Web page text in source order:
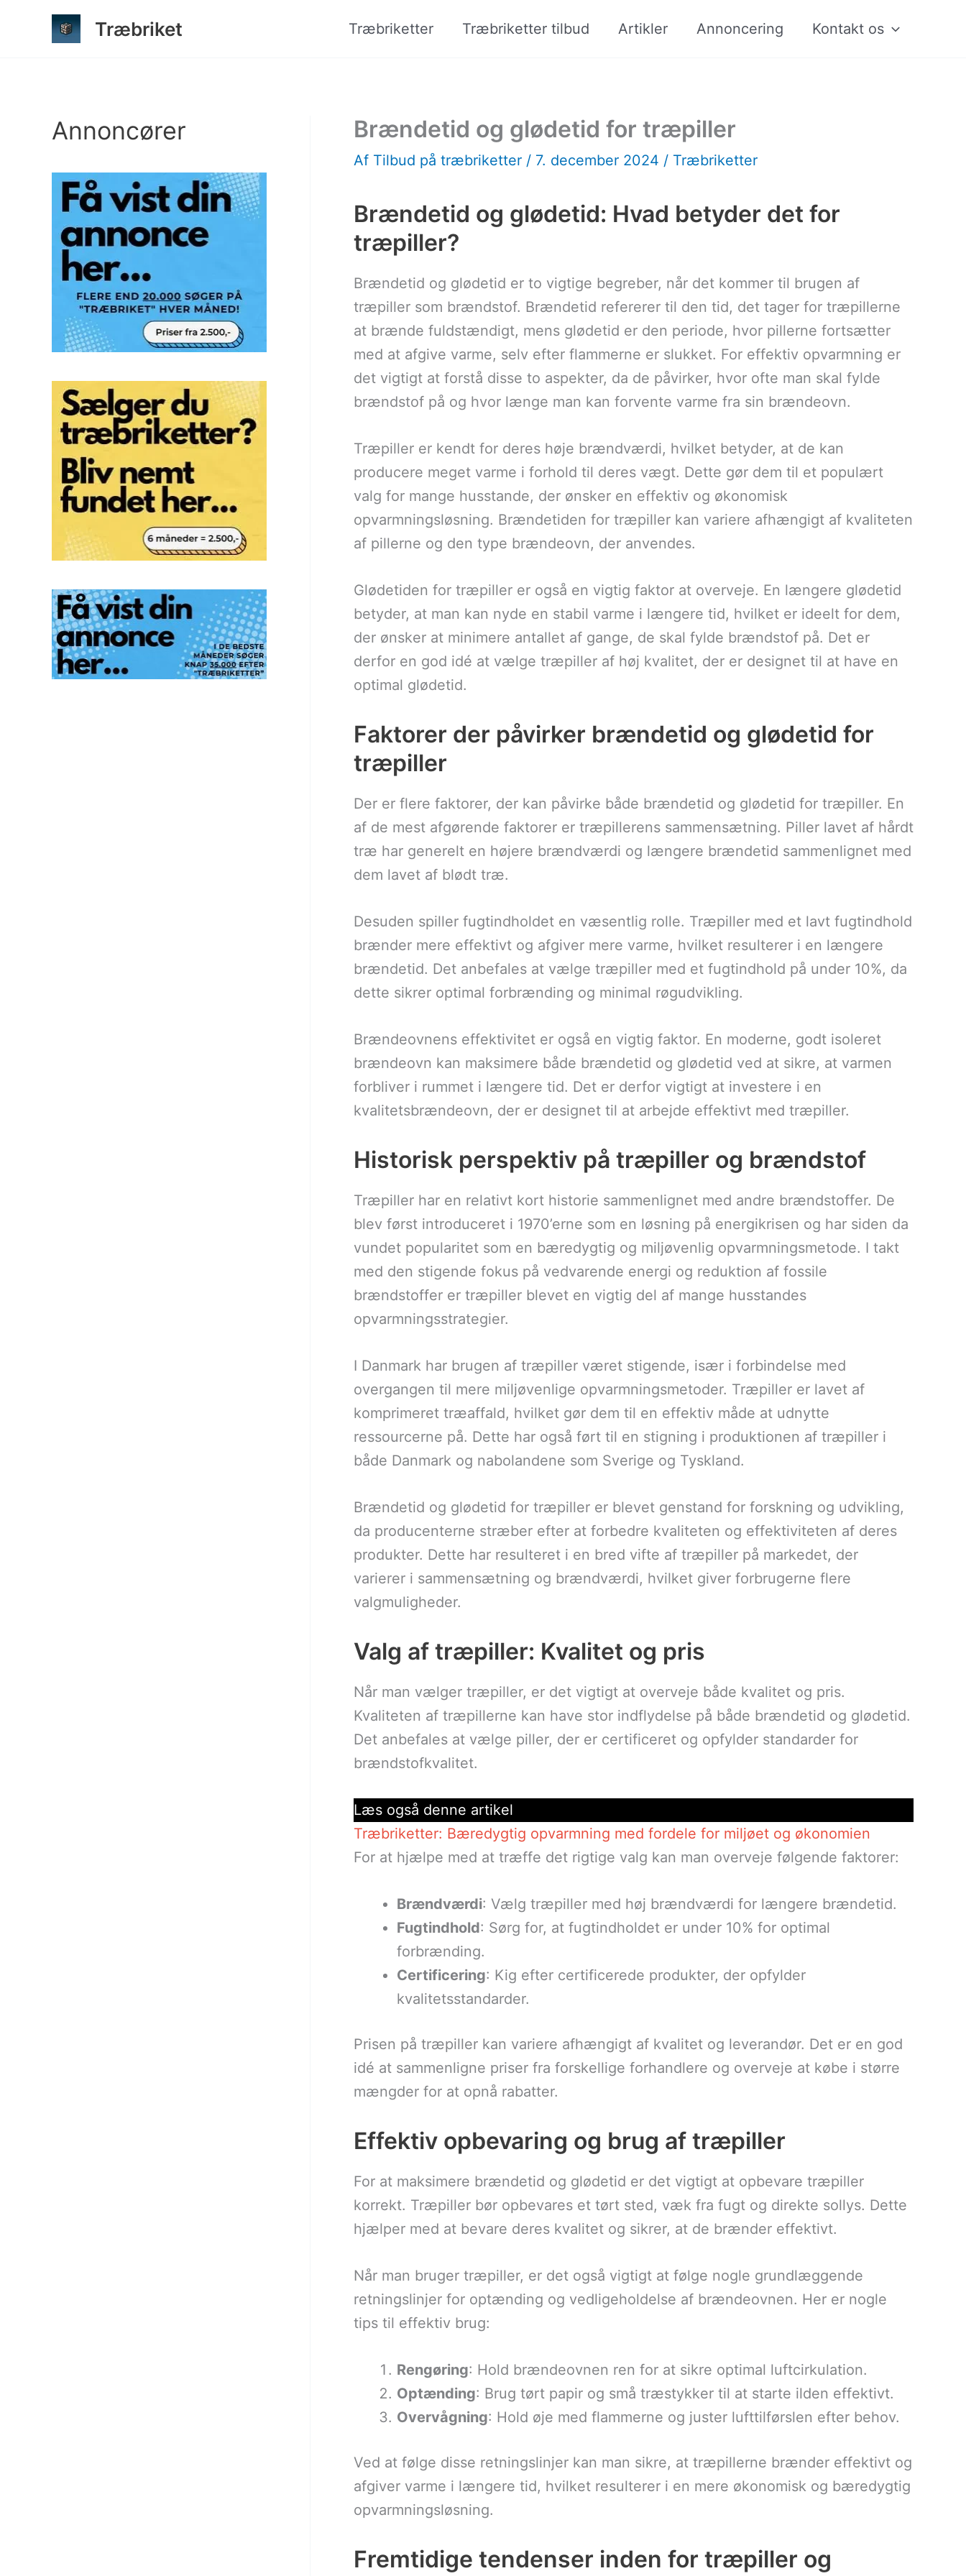
Træbriket Træbriketter Træbriketter tilbud Artikler Annoncering Kontakt os
Annoncører Brændetid og glødetid for træpiller
Af Tilbud på træbriketter / 7. december 2024 / Træbriketter
Brændetid og glødetid: Hvad betyder det for
træpiller?
Brændetid og glødetid er to vigtige begreber, når det kommer til brugen af
træpiller som brændstof. Brændetid refererer til den tid, det tager for træpillerne
at brænde fuldstændigt, mens glødetid er den periode, hvor pillerne fortsætter
med at afgive varme, selv efter flammerne er slukket. For effektiv opvarmning er
det vigtigt at forstå disse to aspekter, da de påvirker, hvor ofte man skal fylde
brændstof på og hvor længe man kan forvente varme fra sin brændeovn.
Træpiller er kendt for deres høje brændværdi, hvilket betyder, at de kan
producere meget varme i forhold til deres vægt. Dette gør dem til et populært
valg for mange husstande, der ønsker en effektiv og økonomisk
opvarmningsløsning. Brændetiden for træpiller kan variere afhængigt af kvaliteten
af pillerne og den type brændeovn, der anvendes.
Glødetiden for træpiller er også en vigtig faktor at overveje. En længere glødetid
betyder, at man kan nyde en stabil varme i længere tid, hvilket er ideelt for dem,
der ønsker at minimere antallet af gange, de skal fylde brændstof på. Det er
derfor en god idé at vælge træpiller af høj kvalitet, der er designet til at have en
optimal glødetid.
Faktorer der påvirker brændetid og glødetid for
træpiller
Der er flere faktorer, der kan påvirke både brændetid og glødetid for træpiller. En
af de mest afgørende faktorer er træpillerens sammensætning. Piller lavet af hårdt
træ har generelt en højere brændværdi og længere brændetid sammenlignet med
dem lavet af blødt træ.
Desuden spiller fugtindholdet en væsentlig rolle. Træpiller med et lavt fugtindhold
brænder mere effektivt og afgiver mere varme, hvilket resulterer i en længere
brændetid. Det anbefales at vælge træpiller med et fugtindhold på under 10%, da
dette sikrer optimal forbrænding og minimal røgudvikling.
Brændeovnens effektivitet er også en vigtig faktor. En moderne, godt isoleret
brændeovn kan maksimere både brændetid og glødetid ved at sikre, at varmen
forbliver i rummet i længere tid. Det er derfor vigtigt at investere i en
kvalitetsbrændeovn, der er designet til at arbejde effektivt med træpiller.
Historisk perspektiv på træpiller og brændstof
Træpiller har en relativt kort historie sammenlignet med andre brændstoffer. De
blev først introduceret i 1970’erne som en løsning på energikrisen og har siden da
vundet popularitet som en bæredygtig og miljøvenlig opvarmningsmetode. I takt
med den stigende fokus på vedvarende energi og reduktion af fossile
brændstoffer er træpiller blevet en vigtig del af mange husstandes
opvarmningsstrategier.
I Danmark har brugen af træpiller været stigende, især i forbindelse med
overgangen til mere miljøvenlige opvarmningsmetoder. Træpiller er lavet af
komprimeret træaffald, hvilket gør dem til en effektiv måde at udnytte
ressourcerne på. Dette har også ført til en stigning i produktionen af træpiller i
både Danmark og nabolandene som Sverige og Tyskland.
Brændetid og glødetid for træpiller er blevet genstand for forskning og udvikling,
da producenterne stræber efter at forbedre kvaliteten og effektiviteten af deres
produkter. Dette har resulteret i en bred vifte af træpiller på markedet, der
varierer i sammensætning og brændværdi, hvilket giver forbrugerne flere
valgmuligheder.
Valg af træpiller: Kvalitet og pris
Når man vælger træpiller, er det vigtigt at overveje både kvalitet og pris.
Kvaliteten af træpillerne kan have stor indflydelse på både brændetid og glødetid.
Det anbefales at vælge piller, der er certificeret og opfylder standarder for
brændstofkvalitet.
Læs også denne artikel
Træbriketter: Bæredygtig opvarmning med fordele for miljøet og økonomien
For at hjælpe med at træffe det rigtige valg kan man overveje følgende faktorer:
Brændværdi: Vælg træpiller med høj brændværdi for længere brændetid.
Fugtindhold: Sørg for, at fugtindholdet er under 10% for optimal
forbrænding.
Certificering: Kig efter certificerede produkter, der opfylder
kvalitetsstandarder.
Prisen på træpiller kan variere afhængigt af kvalitet og leverandør. Det er en god
idé at sammenligne priser fra forskellige forhandlere og overveje at købe i større
mængder for at opnå rabatter.
Effektiv opbevaring og brug af træpiller
For at maksimere brændetid og glødetid er det vigtigt at opbevare træpiller
korrekt. Træpiller bør opbevares et tørt sted, væk fra fugt og direkte sollys. Dette
hjælper med at bevare deres kvalitet og sikrer, at de brænder effektivt.
Når man bruger træpiller, er det også vigtigt at følge nogle grundlæggende
retningslinjer for optænding og vedligeholdelse af brændeovnen. Her er nogle
tips til effektiv brug:
Rengøring: Hold brændeovnen ren for at sikre optimal luftcirkulation.
Optænding: Brug tørt papir og små træstykker til at starte ilden effektivt.
Overvågning: Hold øje med flammerne og juster lufttilførslen efter behov.
Ved at følge disse retningslinjer kan man sikre, at træpillerne brænder effektivt og
afgiver varme i længere tid, hvilket resulterer i en mere økonomisk og bæredygtig
opvarmningsløsning.
Fremtidige tendenser inden for træpiller og